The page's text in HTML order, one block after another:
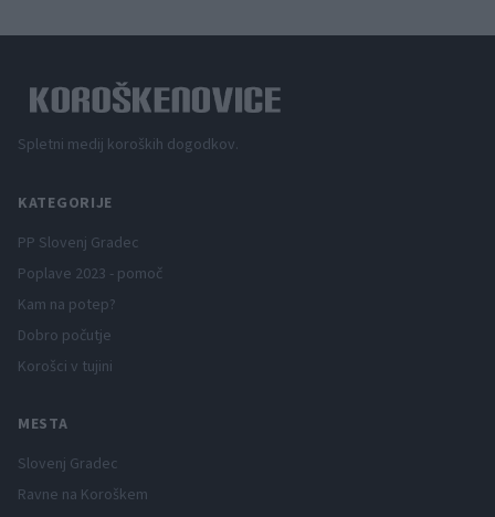
Spletni medij koroških dogodkov.
KATEGORIJE
PP Slovenj Gradec
Poplave 2023 - pomoč
Kam na potep?
Dobro počutje
Korošci v tujini
MESTA
Slovenj Gradec
Ravne na Koroškem